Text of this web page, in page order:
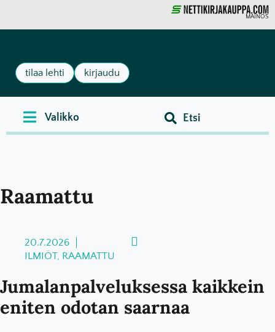
MAINOS
tilaa lehti kirjaudu
Raamattu
20.7.2026
ILMIÖT, RAAMATTU
Jumalanpalveluksessa kaikkein
eniten odotan saarnaa